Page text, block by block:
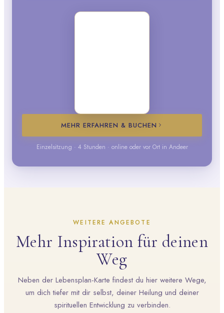
MEHR ERFAHREN & BUCHEN
Einzelsitzung · 4 Stunden · online oder vor Ort in Andeer
WEITERE ANGEBOTE
Mehr Inspiration für deinen
Weg
Neben der Lebensplan-Karte findest du hier weitere Wege,
um dich tiefer mit dir selbst, deiner Heilung und deiner
spirituellen Entwicklung zu verbinden.